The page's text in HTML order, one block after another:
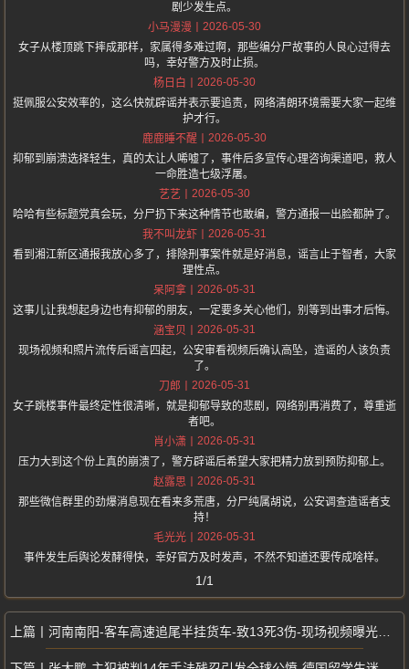
剧少发生点。
小马漫漫
2026-05-30
女子从楼顶跳下摔成那样，家属得多难过啊，那些编分尸故事的人良心过得去
吗，幸好警方及时止损。
杨日白
2026-05-30
挺佩服公安效率的，这么快就辟谣并表示要追责，网络清朗环境需要大家一起维
护才行。
鹿鹿睡不醒
2026-05-30
抑郁到崩溃选择轻生，真的太让人唏嘘了，事件后多宣传心理咨询渠道吧，救人
一命胜造七级浮屠。
艺艺
2026-05-30
哈哈有些标题党真会玩，分尸扔下来这种情节也敢编，警方通报一出脸都肿了。
我不叫龙虾
2026-05-31
看到湘江新区通报我放心多了，排除刑事案件就是好消息，谣言止于智者，大家
理性点。
呆阿拿
2026-05-31
这事儿让我想起身边也有抑郁的朋友，一定要多关心他们，别等到出事才后悔。
涵宝贝
2026-05-31
现场视频和照片流传后谣言四起，公安审看视频后确认高坠，造谣的人该负责
了。
刀郎
2026-05-31
女子跳楼事件最终定性很清晰，就是抑郁导致的悲剧，网络别再消费了，尊重逝
者吧。
肖小潇
2026-05-31
压力大到这个份上真的崩溃了，警方辟谣后希望大家把精力放到预防抑郁上。
赵露思
2026-05-31
那些微信群里的劲爆消息现在看来多荒唐，分尸纯属胡说，公安调查造谣者支
持！
毛光光
2026-05-31
事件发生后舆论发酵得快，幸好官方及时发声，不然不知道还要传成啥样。
1/1
河南南阳-客车高速追尾半挂货车-致13死3伤-现场视频曝光太触目惊心